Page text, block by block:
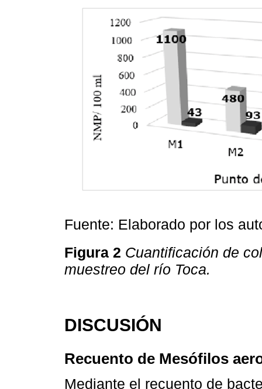
Fuente: Elaborado por los
Figura 2 Cuantificación de
muestreo del río Toca.
DISCUSIÓN
Recuento de Mesófilos
Mediante el recuento de